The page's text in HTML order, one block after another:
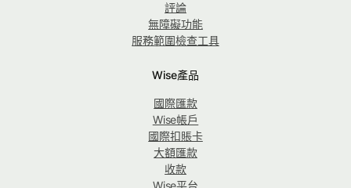
評論
無障礙功能
服務範圍檢查工具
Wise產品
國際匯款
Wise帳戶
國際扣賬卡
大額匯款
收款
Wise平台